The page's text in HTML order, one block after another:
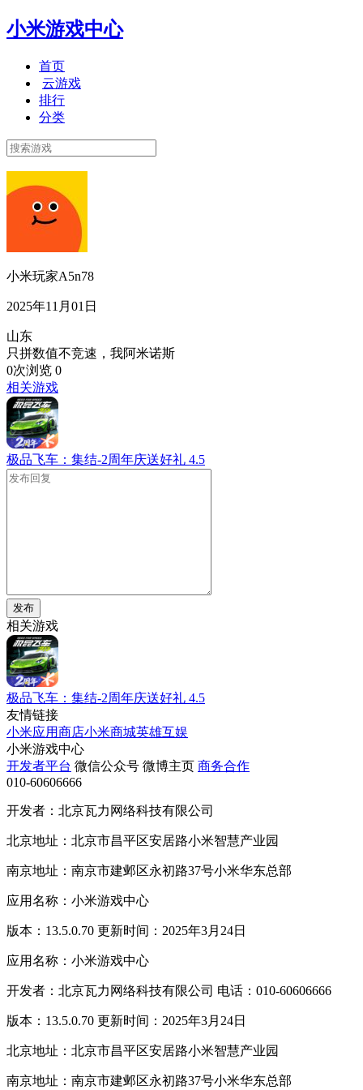
小米游戏中心
首页
云游戏
排行
分类
小米玩家A5n78
2025年11月01日
山东
只拼数值不竞速，我阿米诺斯
0次浏览 0
相关游戏
极品飞车：集结-2周年庆送好礼 4.5
发布
相关游戏
极品飞车：集结-2周年庆送好礼 4.5
友情链接
小米应用商店小米商城英雄互娱
小米游戏中心
开发者平台 微信公众号 微博主页 商务合作
010-60606666
开发者：北京瓦力网络科技有限公司
北京地址：北京市昌平区安居路小米智慧产业园
南京地址：南京市建邺区永初路37号小米华东总部
应用名称：小米游戏中心
版本：13.5.0.70 更新时间：2025年3月24日
应用名称：小米游戏中心
开发者：北京瓦力网络科技有限公司 电话：010-60606666
版本：13.5.0.70 更新时间：2025年3月24日
北京地址：北京市昌平区安居路小米智慧产业园
南京地址：南京市建邺区永初路37号小米华东总部